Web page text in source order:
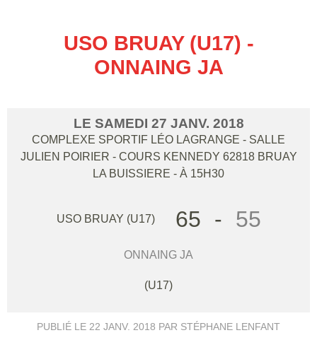
USO BRUAY (U17) -
ONNAING JA
LE SAMEDI 27 JANV. 2018
COMPLEXE SPORTIF LÉO LAGRANGE - SALLE
JULIEN POIRIER - COURS KENNEDY 62818 BRUAY
LA BUISSIERE - À 15H30
USO BRUAY (U17) 65 - 55
ONNAING JA
(U17)
PUBLIÉ LE 22 JANV. 2018 PAR STÉPHANE LENFANT